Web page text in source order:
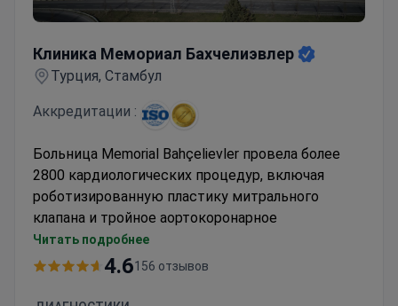
Клиника Мемориал Бахчелиэвлер
Турция, Стамбул
Аккредитации :
Больница Memorial Bahçelievler провела более
2800 кардиологических процедур, включая
роботизированную пластику митрального
клапана и тройное аортокоронарное
шунтирование (CABG) с использованием
системы da Vinci. Это аккредитованное JCI и ISO
Читать подробнее
4.6156 отзывов